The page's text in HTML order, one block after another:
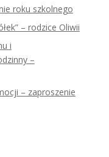
roku szkolnego
– rodzice Oliwii
i
–
– zaproszenie